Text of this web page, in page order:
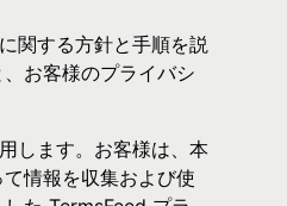
関する方針と手順を説
お客様のプライバシ
します。お客様は、本
情報を収集および使